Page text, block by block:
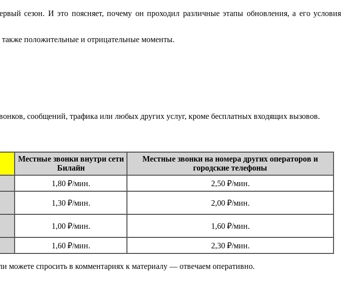
сезон. И это поясняет, почему он проходил различные этапы обновления, а его условия
также положительные и отрицательные моменты.
сообщений, трафика или любых других услуг, кроме бесплатных входящих вызовов.
Местные звонки внутри сети
Билайн
Местные звонки на номера других операторов и
городские телефоны
1,80 ₽/мин.
2,50 ₽/мин.
1,30 ₽/мин. 2,00 ₽/мин.
1,00 ₽/мин. 1,60 ₽/мин.
1,60 ₽/мин. 2,30 ₽/мин.
можете спросить в комментариях к материалу — отвечаем оперативно.